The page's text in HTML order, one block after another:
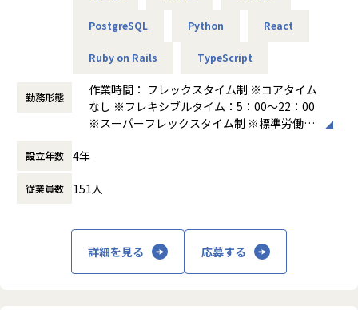
・2024/11/26：日本経済新聞の朝刊 ビジネス面で趣味休暇
・2024/11/28：BSテレ東のNIKKEI NEWS NEXTで趣味休暇
社に選抜され「働きかた優良企業賞」を受賞
・2025/12/22：フリー株式会社 出版「IT経営 voice vol.3」
エンジニアの職位を9段階に分け、各職位に応じた年収・月
動）評価」と、「顧客評価」の3軸で実施しています。
明確な評価軸からスキルを公正に判断し、最大限給与に還元
ビジネスサイドやPdMと協働した、要件定義などの上流工
エンジニアリング視点に基づく機能価値の仮説立案から効
コープの最適化
・中長期の成長を見据えた技術・仕様的負債の解消
推進
とリファクタリング
・開発プロセスの構築と標準化
AIとの協業を前提とした、開発生産性を最大化するプロセ
ス設計・規約整備
ドメイン知識のナレッジ化および開発標準の展開
る設計・実装・改善を自走して推進いただくことを期待して
フロントエンド、バックエンド、API、データベース、クラ
ウド環境などを横断しながら、AI機能をユーザーにとって使
いやすく、安定して運用できる形に落とし込んでいただきま
AIエンジニアが開発したモデルやLLM/RAG機能を、現場で使
に重要なポジションです。
術調査、品質改善なども担っていただきます。将来的にはリ
ードWebエンジニアやテックリードとして、より大きな技術
責任を担うことも可能です。
PostgreSQL Python React
Ruby on Rails TypeScript
勤務形態
作業時間： フレックスタイム制 ※コアタイム
なし ※フレキシブルタイム：5：00～22：00
※スーパーフレックスタイム制 ※標準労働時
前後
時間外労働の有無： 有（月平均20時間～30
設立年数 4年
従業員数 151人
詳細を見る 応募する